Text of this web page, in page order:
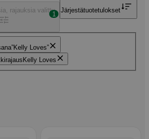
Kelly Loves
Kelly Loves
rajauksia valittu
1
Järjestätuotetulokset